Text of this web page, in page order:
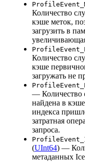
Количество
кэше меток,
загрузить в
Количество
кэше
загружать не
— Количество
найдена в
индекса
затратная
запроса.
(UInt64) —
метаданных